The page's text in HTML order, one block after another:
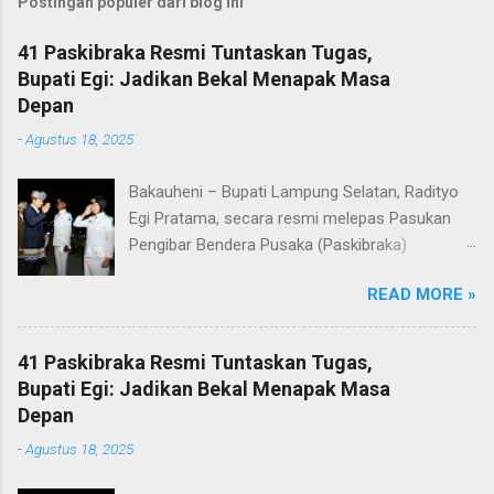
41 Paskibraka Resmi Tuntaskan Tugas,
Bupati Egi: Jadikan Bekal Menapak Masa
Depan
-Agustus 18, 2025
Bakauheni – Bupati Lampung Selatan, Radityo
Egi Pratama, secara resmi melepas Pasukan
Pengibar Bendera Pusaka (Paskibraka)
Pelepasan dilakukan usai upacara penurunan
bendera di Lapangan Menara Siger, Bakauheni,
Minggu malam (17/8/2025). Sebanyak 41
anggota Paskibraka yang sebelumnya sukses
mengibarkan Sang Saka Merah Putih pada
Indonesia di Kabupaten Lampung Selatan, kini
READ MORE »
41 Paskibraka Resmi Tuntaskan Tugas,
Bupati Egi: Jadikan Bekal Menapak Masa
Depan
-Agustus 18, 2025